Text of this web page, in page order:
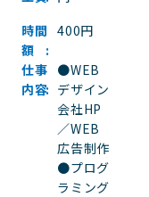
時間
額
400円
仕事
内容
●WEB
デザイン
会社HP
／WEB
広告制作
●プログ
ラミング